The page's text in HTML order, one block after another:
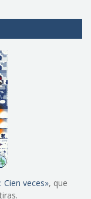
Cien veces», que